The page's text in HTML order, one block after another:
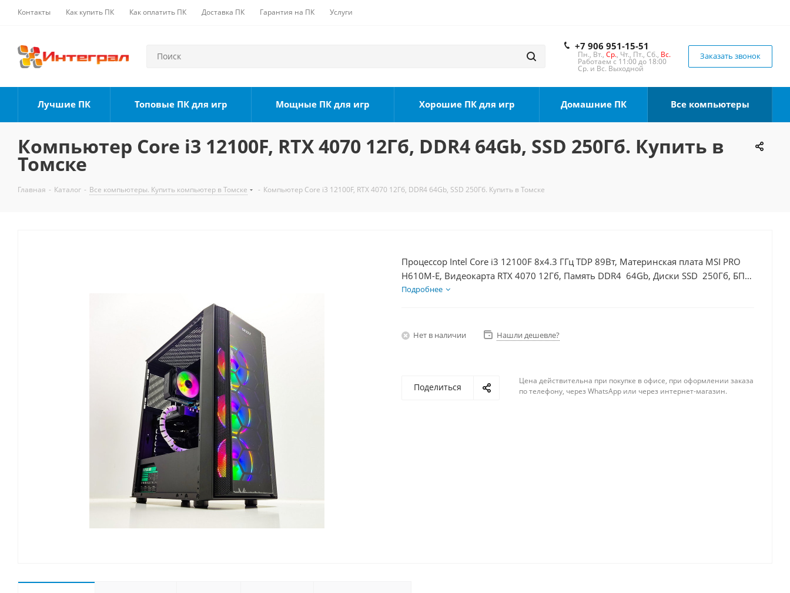
Контакты Как купить ПК Как оплатить ПК Доставка ПК Гарантия на ПК Услуги
+7 906 951-15-51
Пн., Вт., Ср., Чт., Пт., Сб., Вс.
Работаем с 11:00 до 18:00
Ср. и Вс. Выходной
Заказать звонок
Лучшие ПК Топовые ПК для игр Мощные ПК для игр Хорошие ПК для игр Домашние ПК Все компьютеры
Компьютер Core i3 12100F, RTX 4070 12Гб, DDR4 64Gb, SSD 250Гб. Купить в
Томске
Главная - Каталог - Все компьютеры. Купить компьютер в Томске - Компьютер Core i3 12100F, RTX 4070 12Гб, DDR4 64Gb, SSD 250Гб. Купить в Томске
Процессор Intel Core i3 12100F 8x4.3 ГГц TDP 89Вт, Материнская плата MSI PRO
H610M-E, Видеокарта RTX 4070 12Гб, Память DDR4 64Gb, Диски SSD 250Гб, БП
750Вт
Подробнее
Нет в наличии Нашли дешевле?
Поделиться
Цена действительна при покупке в офисе, при оформлении заказа
по телефону, через WhatsApp или через интернет-магазин.